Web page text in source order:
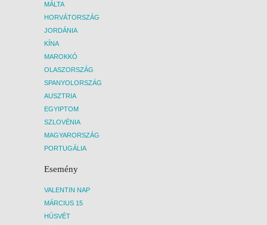
MÁLTA
HORVÁTORSZÁG
JORDÁNIA
KÍNA
MAROKKÓ
OLASZORSZÁG
SPANYOLORSZÁG
AUSZTRIA
EGYIPTOM
SZLOVÉNIA
MAGYARORSZÁG
PORTUGÁLIA
Esemény
VALENTIN NAP
MÁRCIUS 15
HÚSVÉT